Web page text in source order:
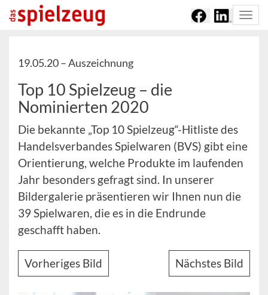
19.05.20 –Auszeichnung
Top 10 Spielzeug – die
Nominierten 2020
Die bekannte „Top 10 Spielzeug“-Hitliste des
Handelsverbandes Spielwaren (BVS) gibt eine
Orientierung, welche Produkte im laufenden
Jahr besonders gefragt sind. In unserer
Bildergalerie präsentieren wir Ihnen nun die
39 Spielwaren, die es in die Endrunde
geschafft haben.
Vorheriges Bild Nächstes Bild